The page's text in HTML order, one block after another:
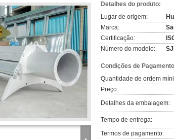
Detalhes do produto:
Lugar de origem:
Marca:
Certificação:
Número do modelo:
Condições de
Quantidade de ordem
Preço:
Detalhes da embalagem:
Tempo de entrega:
Termos de pagamento: